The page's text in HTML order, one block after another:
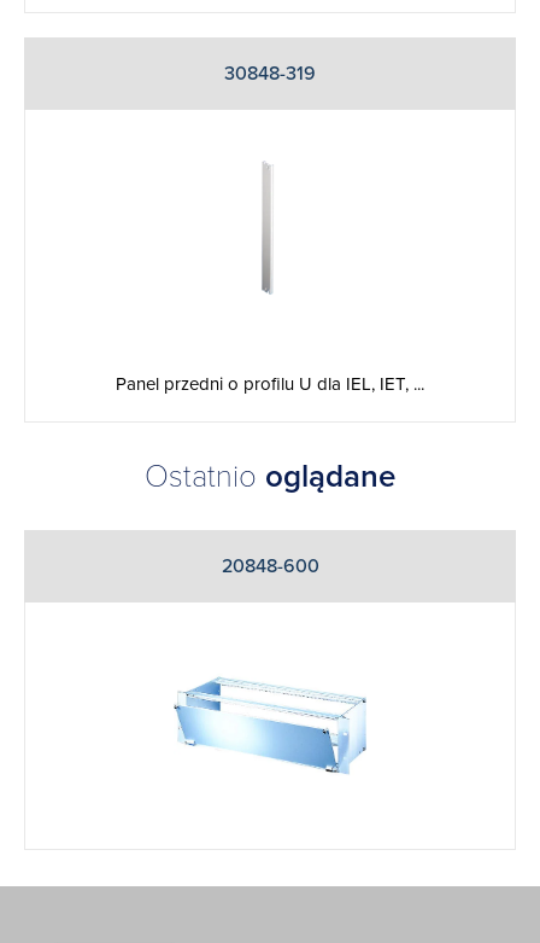
30848-319
Panel przedni o profilu U dla IEL, IET, ...
Ostatnio oglądane
20848-600